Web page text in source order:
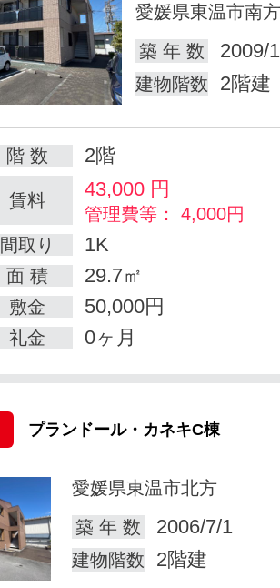
愛媛県東温市南方
築 年 数
2009/
建物階数 2階建
階 数 2階
賃料 43,000 円
管理費等： 4,000円
間取り
1K
面 積 29.7㎡
敷金 50,000円
礼金 0ヶ月
プランドール・カネキC棟
愛媛県東温市北方
築 年 数
2006/7/1
建物階数 2階建